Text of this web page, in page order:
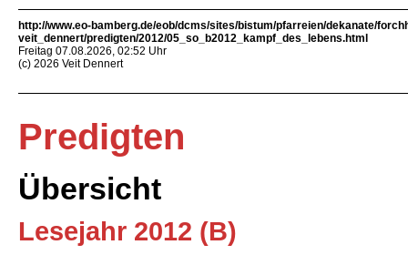
http://www.eo-bamberg.de/eob/dcms/sites/bistum/pfarreien/dekanate/
veit_dennert/predigten/2012/05_so_b2012_kampf_des_lebens.html
Freitag 07.08.2026, 02:52 Uhr
(c) 2026 Veit Dennert
Predigten
Übersicht
Lesejahr 2012 (B)